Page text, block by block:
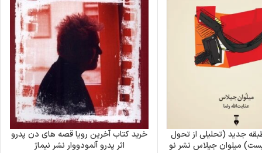
جدید (تحلیلی از تحول
میلوان جیلاس نشر نو
خرید کتاب آخرین رویا قصه های دن پدرو
اثر پدرو آلمودووار نشر نیماژ